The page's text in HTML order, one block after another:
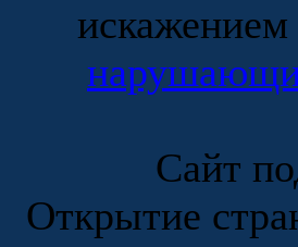
искажением
Сайт
Открытие